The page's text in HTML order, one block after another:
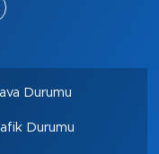
Durumu
Durumu